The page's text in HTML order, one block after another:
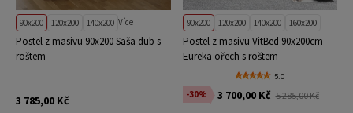
90x200 120x200 140x200 Více
Postel z masivu 90x200 Saša dub s
roštem
3 785,00 Kč
90x200 120x200 140x200 160x200
Postel z masivu VitBed 90x200cm
Eureka ořech s roštem
5.0
-30% 3 700,00 Kč 5 285,00 Kč